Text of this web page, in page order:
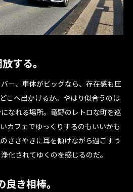
する。
ー、車体がビッグなら、存在感も圧
こへ出かけるか。やはり似合うのは
なれる場所。竜野のレトロな町を巡
カフェでゆっくりするのもいいかも
ささやきに耳を傾けながら過ごすう
化されてゆくのを感じるのだ。
き相棒。